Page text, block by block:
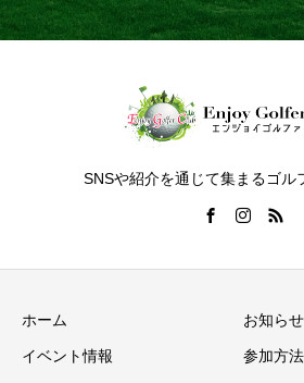
SNSや紹介を通じて集まるゴル
ホーム お知らせ
イベント情報 参加方法